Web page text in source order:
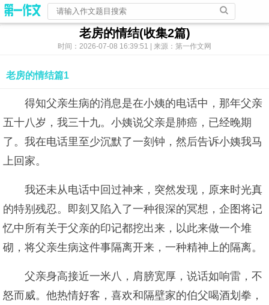
老房的情结(收集2篇)
时间：2026-07-08 16:39:51 | 来源：第一作文网
老房的情结篇1
得知父亲生病的消息是在小姨的电话中，那年父亲
五十八岁，我三十九。小姨说父亲是肺癌，已经晚期
了。我在电话里至少沉默了一刻钟，然后告诉小姨我马
上回家。
我还未从电话中回过神来，突然发现，原来时光真
的特别残忍。即刻又陷入了一种很深的冥想，企图将记
忆中所有关于父亲的印记都挖出来，以此来做一个堆
砌，将父亲生病这件事隔离开来，一种精神上的隔离。
父亲身高接近一米八，肩膀宽厚，说话如响雷，不
怒而威。他热情好客，喜欢和隔壁家的伯父喝酒划拳，